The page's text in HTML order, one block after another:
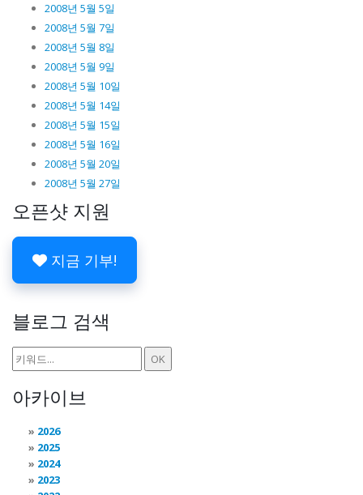
2008년 5월 5일
2008년 5월 7일
2008년 5월 8일
2008년 5월 9일
2008년 5월 10일
2008년 5월 14일
2008년 5월 15일
2008년 5월 16일
2008년 5월 20일
2008년 5월 27일
오픈샷 지원
지금 기부!
블로그 검색
아카이브
2026
2025
2024
2023